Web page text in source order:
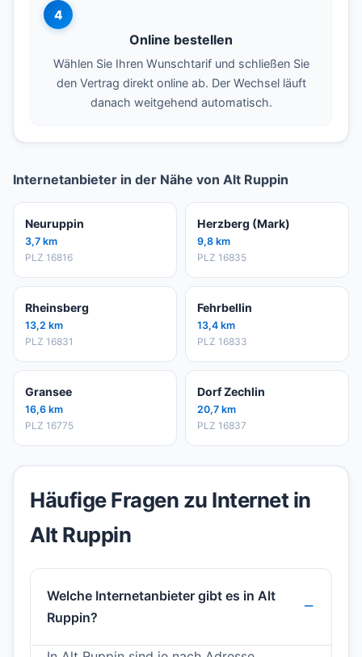
4
Online bestellen
Wählen Sie Ihren Wunschtarif und schließen Sie
den Vertrag direkt online ab. Der Wechsel läuft
danach weitgehend automatisch.
Internetanbieter in der Nähe von Alt Ruppin
Neuruppin
3,7 km
PLZ 16816
Herzberg (Mark)
9,8 km
PLZ 16835
Rheinsberg
13,2 km
PLZ 16831
Fehrbellin
13,4 km
PLZ 16833
Gransee
16,6 km
PLZ 16775
Dorf Zechlin
20,7 km
PLZ 16837
Häufige Fragen zu Internet in
Alt Ruppin
Welche Internetanbieter gibt es in Alt
Ruppin?